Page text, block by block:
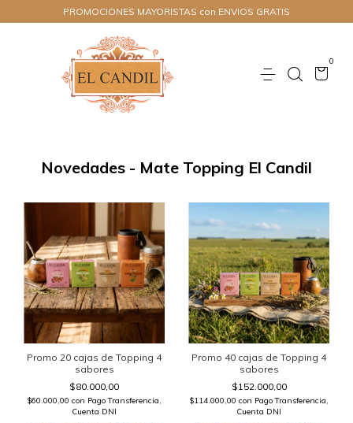
PROMOCIONES MAYORISTAS con ENVIOS GRATIS
0
Novedades - Mate Topping El Candil
Promo 20 cajas de Topping 4
sabores
$80.000,00
$60.000,00 con Pago Transferencia,
Cuenta DNI
Promo 40 cajas de Topping 4
sabores
$152.000,00
$114.000,00 con Pago Transferencia,
Cuenta DNI